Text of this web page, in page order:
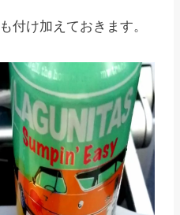
付け加えておきます。